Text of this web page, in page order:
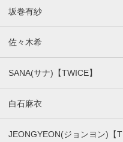
坂巻有紗
佐々木希
SANA(サナ)【TWICE】
白石麻衣
JEONGYEON(ジョンヨン)【T